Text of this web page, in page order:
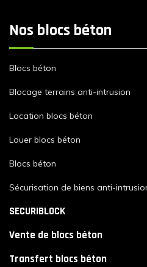
Nos blocs béton
Blocs béton
Blocage terrains anti-intrusion
Location blocs béton
Louer blocs béton
Blocs béton
Sécurisation de biens anti-
SECURIBLOCK
Vente de blocs béton
Transfert blocs béton